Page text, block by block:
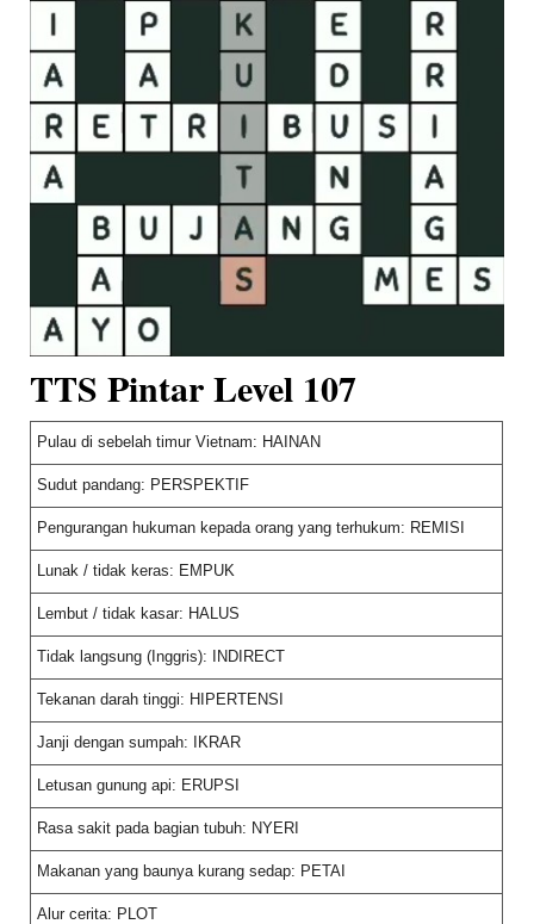
TTS Pintar Level 107
Pulau di sebelah timur Vietnam: HAINAN
Sudut pandang: PERSPEKTIF
Pengurangan hukuman kepada orang yang terhukum: REMISI
Lunak / tidak keras: EMPUK
Lembut / tidak kasar: HALUS
Tidak langsung (Inggris): INDIRECT
Tekanan darah tinggi: HIPERTENSI
Janji dengan sumpah: IKRAR
Letusan gunung api: ERUPSI
Rasa sakit pada bagian tubuh: NYERI
Makanan yang baunya kurang sedap: PETAI
Alur cerita: PLOT